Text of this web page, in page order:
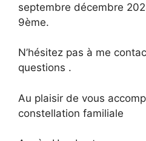
septembre décembre
9ème.
N’hésitez pas à me
questions .
Au plaisir de vous
constellation familiale